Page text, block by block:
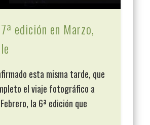
edición en Marzo,
esta misma tarde, que
el viaje fotográfico a
la 6ª edición que